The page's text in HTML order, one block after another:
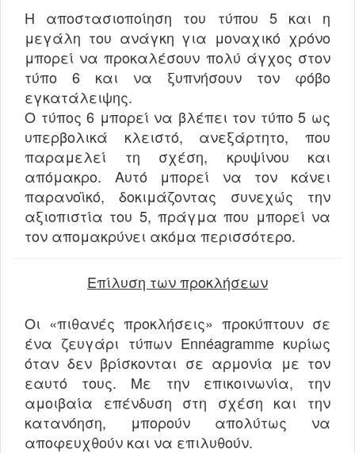
Η αποστασιοποίηση του τύπου 5 και η
μεγάλη του ανάγκη για μοναχικό χρόνο
μπορεί να προκαλέσουν πολύ άγχος στον
τύπο 6 και να ξυπνήσουν τον φόβο
εγκατάλειψης.
Ο τύπος 6 μπορεί να βλέπει τον τύπο 5 ως
υπερβολικά κλειστό, ανεξάρτητο, που
παραμελεί τη σχέση, κρυψίνου και
απόμακρο. Αυτό μπορεί να τον κάνει
παρανοϊκό, δοκιμάζοντας συνεχώς την
αξιοπιστία του 5, πράγμα που μπορεί να
τον απομακρύνει ακόμα περισσότερο.
Επίλυση των προκλήσεων
Οι «πιθανές προκλήσεις» προκύπτουν σε
ένα ζευγάρι τύπων Ennéagramme κυρίως
όταν δεν βρίσκονται σε αρμονία με τον
εαυτό τους. Με την επικοινωνία, την
αμοιβαία επένδυση στη σχέση και την
κατανόηση, μπορούν απολύτως να
αποφευχθούν και να επιλυθούν.